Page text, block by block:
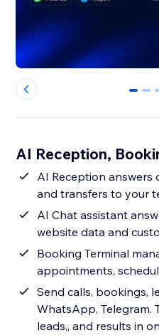
0 1
AI Reception,
AI Reception answers
and transfers to your
AI Сhat assistant
website data and
Booking Terminal
appointments,
Send calls, bookings,
WhatsApp, Telegram.
leads,, and results in